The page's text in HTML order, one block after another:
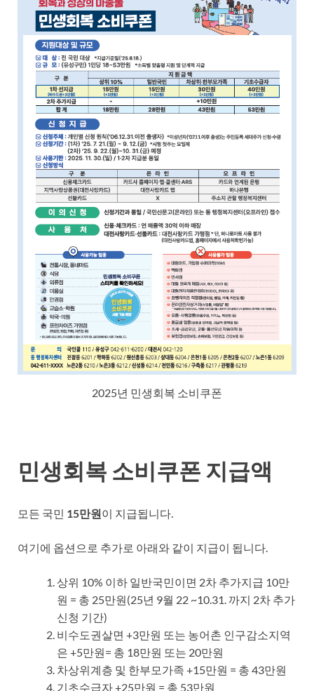
2025년 민생회복 소비쿠폰
민생회복 소비쿠폰 지급액
모든 국민 15만원이 지급됩니다.
여기에 옵션으로 추가로 아래와 같이 지급이 됩니다.
상위 10% 이하 일반국민이면 2차 추가지급 10만
원 = 총 25만원(25년 9월 22 ~10.31. 까지 2차 추가
신청 기간)
비수도권살면 +3만원 또는 농어촌 인구감소지역
은 +5만원= 총 18만원 또는 20만원
차상위계층 및 한부모가족 +15만원 = 총 43만원
기초수급자 +25만원 = 총 53만원